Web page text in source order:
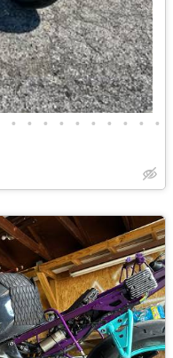
• • • • • • • • • •